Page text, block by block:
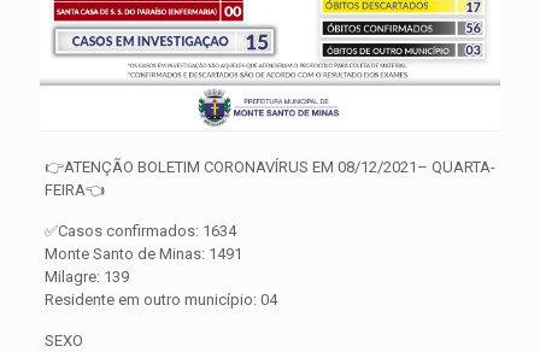
👉ATENÇÃO BOLETIM CORONAVÍRUS EM 08/12/2021– QUARTA-
FEIRA👈
✅Casos confirmados: 1634
Monte Santo de Minas: 1491
Milagre: 139
Residente em outro município: 04
SEXO